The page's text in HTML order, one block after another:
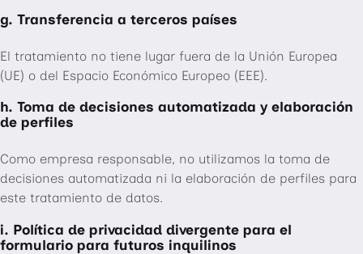
g. Transferencia a terceros países
El tratamiento no tiene lugar fuera de la Unión Europea
(UE) o del Espacio Económico Europeo (EEE).
h. Toma de decisiones automatizada y elaboración
de perfiles
Como empresa responsable, no utilizamos la toma de
decisiones automatizada ni la elaboración de perfiles para
este tratamiento de datos.
i. Política de privacidad divergente para el
formulario para futuros inquilinos